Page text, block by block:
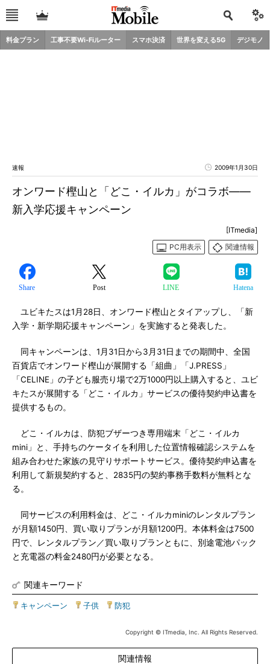
料金プラン 工事不要Wi-Fiルーター スマホ決済 世界を変える5G デジモノ
速報 2009年1月30日
オンワード樫山と「どこ・イルカ」がコラボ――
新入学応援キャンペーン
[ITmedia]
PC用表示
関連情報
Share Post LINE Hatena
ユビキたスは1月28日、オンワード樫山とタイアップし、「新
入学・新学期応援キャンペーン」を実施すると発表した。
同キャンペーンは、1月31日から3月31日までの期間中、全国
百貨店でオンワード樫山が展開する「組曲」「J.PRESS」
「CELINE」の子ども服売り場で2万1000円以上購入すると、ユビ
キたスが展開する「どこ・イルカ」サービスの優待契約申込書を
提供するもの。
どこ・イルカは、防犯ブザーつき専用端末「どこ・イルカ
mini」と、手持ちのケータイを利用した位置情報確認システムを
組み合わせた家族の見守りサポートサービス。優待契約申込書を
利用して新規契約すると、2835円の契約事務手数料が無料とな
る。
同サービスの利用料金は、どこ・イルカminiのレンタルプラン
が月額1450円、買い取りプランが月額1200円。本体料金は7500
円で、レンタルプラン／買い取りプランともに、別途電池パック
と充電器の料金2480円が必要となる。
関連キーワード
キャンペーン 子供 防犯
Copyright © ITmedia, Inc. All Rights Reserved.
関連情報